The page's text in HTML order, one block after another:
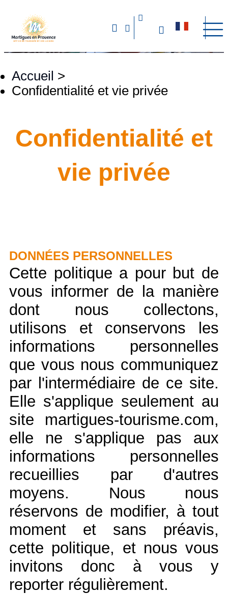
Accueil >
Confidentialité et vie privée
Confidentialité et
vie privée
DONNÉES PERSONNELLES
Cette politique a pour but de
vous informer de la manière
dont nous collectons,
utilisons et conservons les
informations personnelles
que vous nous communiquez
par l'intermédiaire de ce site.
Elle s'applique seulement au
site martigues-tourisme.com,
elle ne s'applique pas aux
informations personnelles
recueillies par d'autres
moyens. Nous nous
réservons de modifier, à tout
moment et sans préavis,
cette politique, et nous vous
invitons donc à vous y
reporter régulièrement.